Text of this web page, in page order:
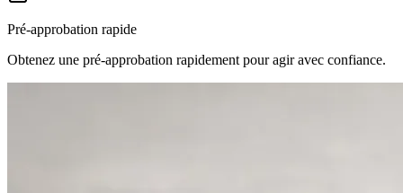
Pré-approbation rapide
Obtenez une pré-approbation rapidement pour agir avec confiance.